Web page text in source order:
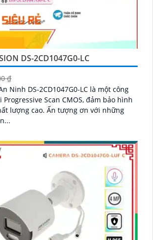
DS-2CD1047G0-LC
₫
Ninh DS-2CD1047G0-LC là một công
Scan CMOS, đảm bảo hình
tượng ơn với những